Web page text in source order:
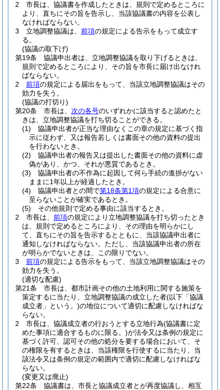
2
市長は、協議書を作成したときは、規則で定めるところに
より、直ちにその旨を告示し、当該協議書の内容を公表し
なければならない。
3
立地調整協議は、 前項の規定による告示をもって成立す
る。
(協議の取下げ)
第19条
協議申出者は、立地調整協議を取り下げるときは、
規則で定めるところにより、その旨を市長に届け出なけれ
ばならない。
2
前項の規定による届出をもって、当該立地調整協議はその
効力を失う。
(協議の打切り)
第20条
市長は、 次の各号のいずれかに該当すると認めたと
きは、立地調整協議を打ち切ることができる。
(1)
協議申出者が正当な理由なくこの章の規定に基づく指
示に従わず、又は報告若しくは書面その他の資料の提出
を行わないとき。
(2)
協議申出者の報告又は提出した書面その他の資料に虚
偽があり、かつ、それが悪質であるとき。
(3)
協議申出者の不作為に起因して何ら手続の進捗がない
ままに1年以上が経過したとき。
(4)
協議申出者との間で第18条第1項の規定による合意に
至らないことが確実であるとき。
(5)
その他規則で定める事由に該当するとき。
2
市長は、 前項の規定により立地調整協議を打ち切ったとき
は、規則で定めるところにより、その理由を明らかにし
て、直ちにその旨を告示するとともに、当該協議申出者に
通知しなければならない。 ただし、当該協議申出者の所在
が明らかでないときは、この限りでない。
3
前項の規定による告示をもって、当該立地調整協議はその
効力を失う。
(適切な配慮)
第21条
市長は、都市計画その他の土地利用に関する施策を
策定するに当たり、立地調整協議の成立した者(以下「協議
成立者」という。)の地位について適切に配慮しなければな
らない。
2
市長は、協議成立者の行おうとする立地行為(協議書に定
めた事項に適合するものに限る。)が法令又は条例の規定に
基づく許可、認可その他の処分を要する場合において、そ
の権限を有するときは、当該権限を行使するに当たり、当
該法令又は条例の規定の範囲内で適切に配慮しなければな
らない。
(変更又は廃止)
第22条
協議書は、市長と協議成立者とが再度協議し、相互